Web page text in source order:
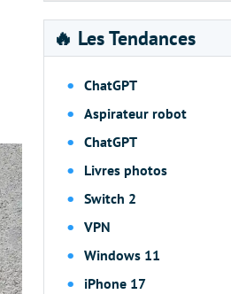
🔥 Les Tendances
ChatGPT
Aspirateur robot
ChatGPT
Livres photos
Switch 2
VPN
Windows 11
iPhone 17